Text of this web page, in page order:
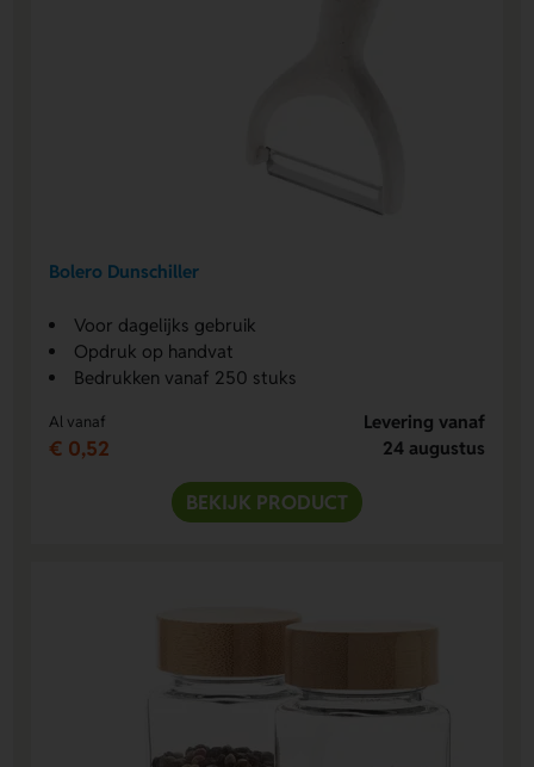
Bolero Dunschiller
Voor dagelijks gebruik
Opdruk op handvat
Bedrukken vanaf 250 stuks
Al vanaf
€ 0,52
Levering vanaf
24 augustus
BEKIJK PRODUCT